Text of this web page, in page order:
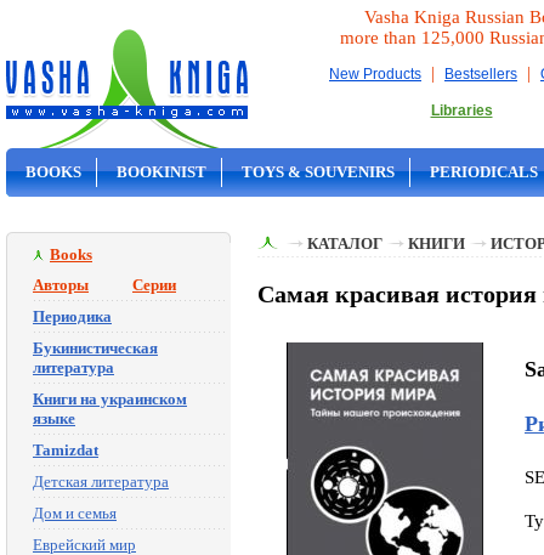
Vasha Kniga Russian
more than 125,000
New Products | Bestsellers |
Libraries
BOOKS BOOKINIST TOYS & SOUVENIRS PERIODICALS
Books
Авторы
Серии
Периодика
Букинистическая
литература
Книги на украинском
языке
Tamizdat
Детская литература
Дом и семья
Еврейский мир
КАТАЛОГ КНИГИ
Самая красивая